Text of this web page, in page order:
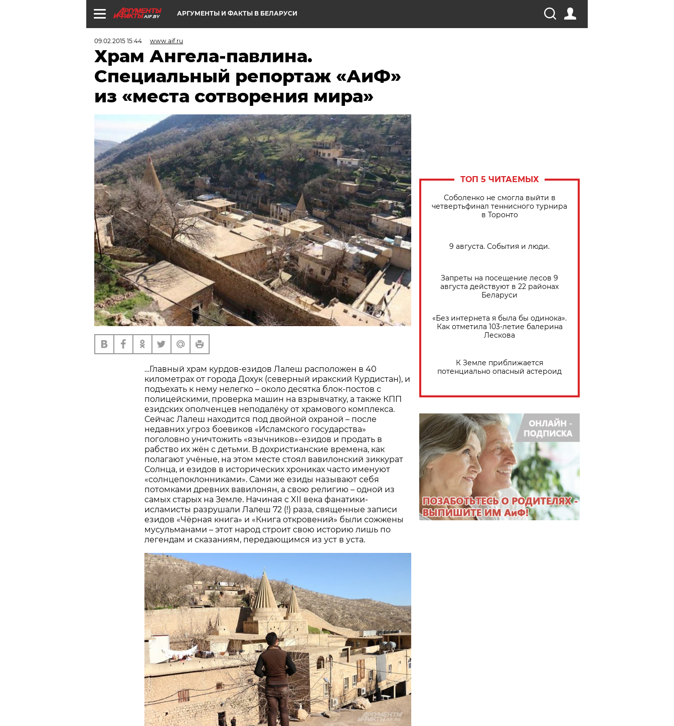
AIF.BY АРГУМЕНТЫ И ФАКТЫ В БЕЛАРУСИ
09.02.2015 15:44 www.aif.ru
Храм Ангела-павлина.
Специальный репортаж «АиФ»
из «места сотворения мира»
…Главный храм курдов-езидов Лалеш расположен в 40
километрах от города Дохук (северный иракский Курдистан), и
подъехать к нему нелегко – около десятка блок-постов с
полицейскими, проверка машин на взрывчатку, а также КПП
езидских ополченцев неподалёку от храмового комплекса.
Сейчас Лалеш находится под двойной охраной – после
недавних угроз боевиков «Исламского государства»
поголовно уничтожить «язычников»-езидов и продать в
рабство их жён с детьми. В дохристианские времена, как
полагают учёные, на этом месте стоял вавилонский зиккурат
Солнца, и езидов в исторических хрониках часто именуют
«солнцепоклонниками». Сами же езиды называют себя
потомками древних вавилонян, а свою религию – одной из
самых старых на Земле. Начиная с XII века фанатики-
исламисты разрушали Лалеш 72 (!) раза, священные записи
езидов «Чёрная книга» и «Книга откровений» были сожжены
мусульманами – этот народ строит свою историю лишь по
легендам и сказаниям, передающимся из уст в уста.
ТОП 5 ЧИТАЕМЫХ
Соболенко не смогла выйти в
четвертьфинал теннисного турнира
в Торонто
9 августа. События и люди.
Запреты на посещение лесов 9
августа действуют в 22 районах
Беларуси
«Без интернета я была бы одинока».
Как отметила 103-летие балерина
Лескова
К Земле приближается
потенциально опасный астероид